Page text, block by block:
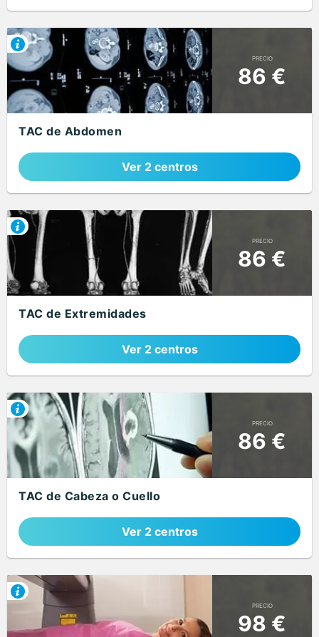
PRECIO
86 €
TAC de Abdomen
Ver 2 centros
PRECIO
86 €
TAC de Extremidades
Ver 2 centros
PRECIO
86 €
TAC de Cabeza o Cuello
Ver 2 centros
PRECIO
98 €